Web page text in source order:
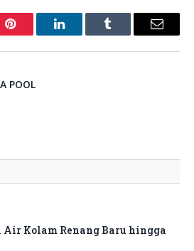
Pinterest LinkedInTumblr Email
POOL
Kolam Renang Baru hingga